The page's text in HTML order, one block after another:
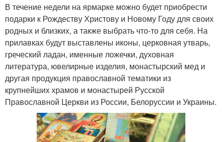
В течение недели на ярмарке можно будет приобрести
подарки к Рождеству Христову и Новому Году для своих
родных и близких, а также выбрать что-то для себя. На
прилавках будут выставлены иконы, церковная утварь,
греческий ладан, именные ложечки, духовная
литература, ювелирные изделия, монастырский мед и
другая продукция православной тематики из
крупнейших храмов и монастырей Русской
Православной Церкви из России, Белоруссии и Украины.